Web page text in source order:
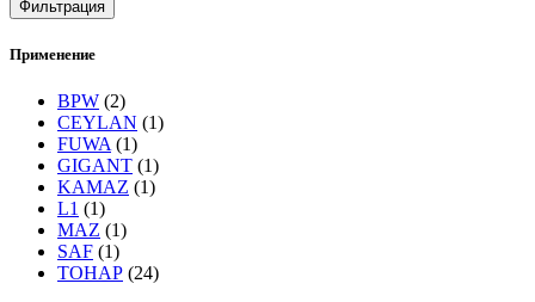
Фильтрация
Применение
BPW (2)
CEYLAN (1)
FUWA (1)
GIGANT (1)
KAMAZ (1)
L1 (1)
MAZ (1)
SAF (1)
ТОНАР (24)